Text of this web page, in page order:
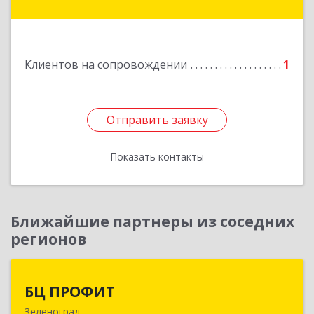
Клиентов на сопровождении 1
Отправить заявку
Показать контакты
Подробнее
Отправить заявку
Назад
Ближайшие партнеры из соседних
регионов
БЦ ПРОФИТ
Зеленоград